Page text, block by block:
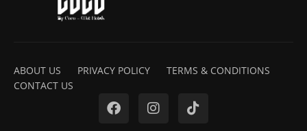
ABOUT US PRIVACY POLICY
TERMS & CONDITIONS
CONTACT US